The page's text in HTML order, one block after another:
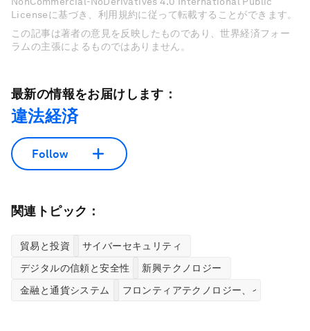
Licenseに基づき、利用規約に従って転載することができます。
この記事は著者の意見を反映したものであり、世界経済フォー
ラムの主張によるものではありません。
最新の情報をお届けします：
違法経済
Follow
関連トピック：
貿易と投資
サイバーセキュリティ
デジタルの信頼と安全性
新興テクノロジー
金融と通貨システム
フロンティアテクノロジー、イノベーシ